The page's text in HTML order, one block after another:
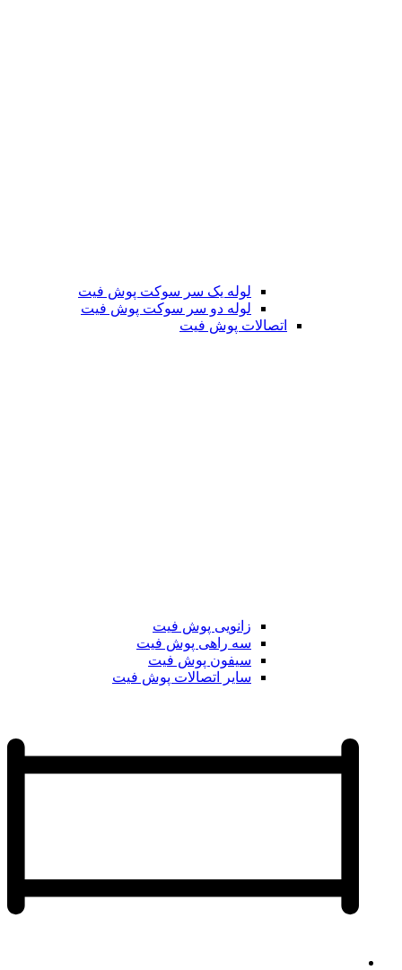
لوله یک سر سوکت پوش فیت
لوله دو سر سوکت پوش فیت
اتصالات پوش فیت
زانویی پوش فیت
سه راهی پوش فیت
سیفون پوش فیت
سایر اتصالات پوش فیت